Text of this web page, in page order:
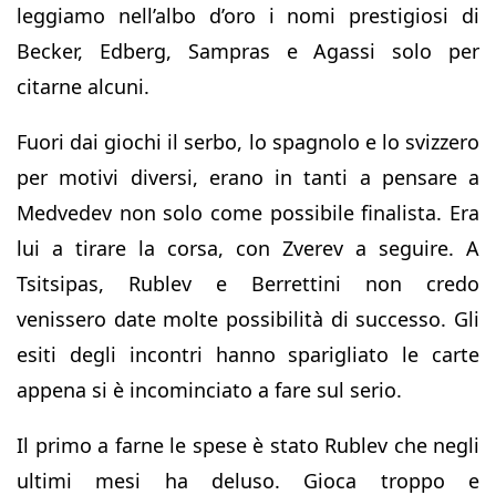
leggiamo nell’albo d’oro i nomi prestigiosi di
Becker, Edberg, Sampras e Agassi solo per
citarne alcuni.
Fuori dai giochi il serbo, lo spagnolo e lo svizzero
per motivi diversi, erano in tanti a pensare a
Medvedev non solo come possibile finalista. Era
lui a tirare la corsa, con Zverev a seguire. A
Tsitsipas, Rublev e Berrettini non credo
venissero date molte possibilità di successo. Gli
esiti degli incontri hanno sparigliato le carte
appena si è incominciato a fare sul serio.
Il primo a farne le spese è stato Rublev che negli
ultimi mesi ha deluso. Gioca troppo e